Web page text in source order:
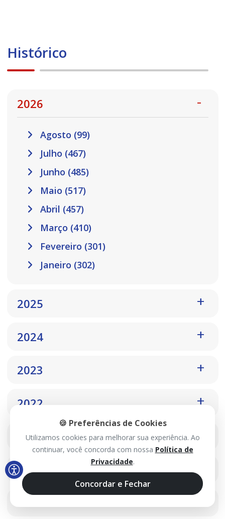
Histórico
2026
Agosto (99)
Julho (467)
Junho (485)
Maio (517)
Abril (457)
Março (410)
Fevereiro (301)
Janeiro (302)
2025
2024
2023
2022
2021
2020
🍪 Preferências de Cookies
Utilizamos cookies para melhorar sua experiência. Ao
continuar, você concorda com nossa Política de
Privacidade.
Concordar e Fechar